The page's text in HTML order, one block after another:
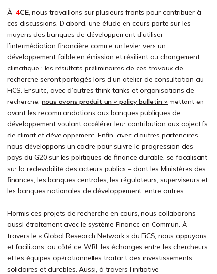
À I4CE, nous travaillons sur plusieurs fronts pour contribuer à
ces discussions. D’abord, une étude en cours porte sur les
moyens des banques de développement d’utiliser
l’intermédiation financière comme un levier vers un
développement faible en émission et résilient au changement
climatique ; les résultats préliminaires de ces travaux de
recherche seront partagés lors d’un atelier de consultation au
FiCS. Ensuite, avec d’autres think tanks et organisations de
recherche, nous avons produit un « policy bulletin » mettant en
avant les recommandations aux banques publiques de
développement voulant accélérer leur contribution aux objectifs
de climat et développement. Enfin, avec d’autres partenaires,
nous développons un cadre pour suivre la progression des
pays du G20 sur les politiques de finance durable, se focalisant
sur la redevabilité des acteurs publics – dont les Ministères des
finances, les banques centrales, les régulateurs, superviseurs et
les banques nationales de développement, entre autres.
Hormis ces projets de recherche en cours, nous collaborons
aussi étroitement avec le système Finance en Commun. À
travers le « Global Research Network » du FiCS, nous appuyons
et facilitons, au côté de WRI, les échanges entre les chercheurs
et les équipes opérationnelles traitant des investissements
solidaires et durables. Aussi, à travers l’initiative